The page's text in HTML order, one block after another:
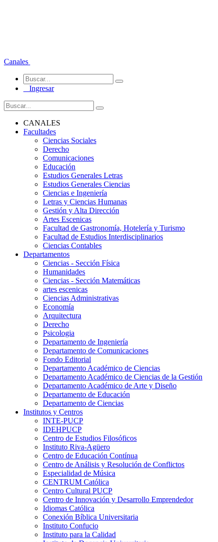
Canales
Ingresar
CANALES
Facultades
Ciencias Sociales
Derecho
Comunicaciones
Educación
Estudios Generales Letras
Estudios Generales Ciencias
Ciencias e Ingeniería
Letras y Ciencias Humanas
Gestión y Alta Dirección
Artes Escenicas
Facultad de Gastronomía, Hotelería y Turismo
Facultad de Estudios Interdisciplinarios
Ciencias Contables
Departamentos
Ciencias - Sección Física
Humanidades
Ciencias - Sección Matemáticas
artes escenicas
Ciencias Administrativas
Economía
Arquitectura
Derecho
Psicologia
Departamento de Ingeniería
Departamento de Comunicaciones
Fondo Editorial
Departamento Académico de Ciencias
Departamento Académico de Ciencias de la Gestión
Departamento Académico de Arte y Diseño
Departamento de Educación
Departamento de Ciencias
Institutos y Centros
INTE-PUCP
IDEHPUCP
Centro de Estudios Filosóficos
Instituto Riva-Agüero
Centro de Educación Contínua
Centro de Análisis y Resolución de Conflictos
Especialidad de Música
CENTRUM Católica
Centro Cultural PUCP
Centro de Innovación y Desarrollo Emprendedor
Idiomas Católica
Conexión Bíblica Universitaria
Instituto Confucio
Instituto para la Calidad